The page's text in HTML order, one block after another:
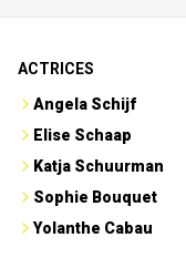
ACTRICES
Angela Schijf
Elise Schaap
Katja Schuurman
Sophie Bouquet
Yolanthe Cabau